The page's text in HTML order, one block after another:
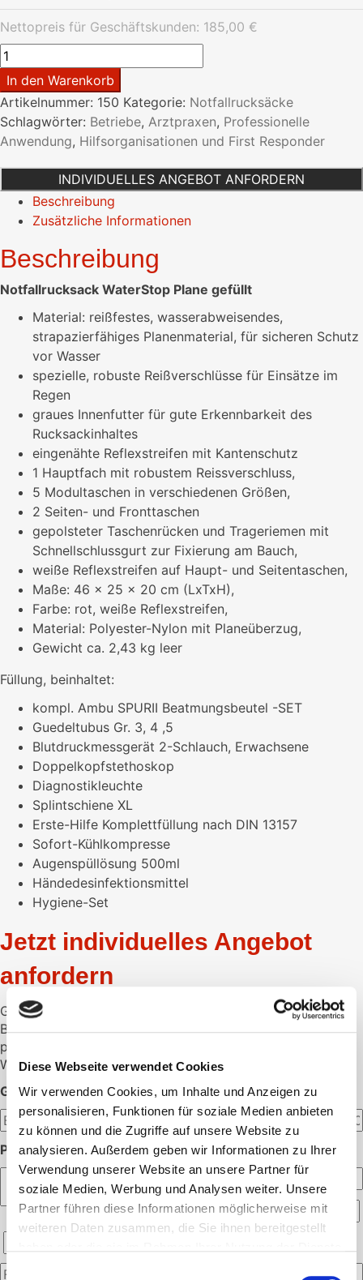
Diese Webseite verwendet Cookies
Wir verwenden Cookies, um Inhalte und Anzeigen zu
personalisieren, Funktionen für soziale Medien anbieten
zu können und die Zugriffe auf unsere Website zu
analysieren. Außerdem geben wir Informationen zu Ihrer
Verwendung unserer Website an unsere Partner für
soziale Medien, Werbung und Analysen weiter. Unsere
Partner führen diese Informationen möglicherweise mit
weiteren Daten zusammen, die Sie ihnen bereitgestellt
Einwilligungsauswahl
Nettopreis für Geschäftskunden: 185,00 €
Notfallrucksack
WaterStop
Plane
gefüllt
Menge
In den Warenkorb
Artikelnummer: 150 Kategorie: Notfallrucksäcke
Schlagwörter: Betriebe, Arztpraxen, Professionelle
Anwendung, Hilfsorganisationen und First Responder
INDIVIDUELLES ANGEBOT ANFORDERN
Beschreibung
Zusätzliche Informationen
Beschreibung
Notfallrucksack WaterStop Plane gefüllt
Material: reißfestes, wasserabweisendes,
strapazierfähiges Planenmaterial, für sicheren Schutz
vor Wasser
spezielle, robuste Reißverschlüsse für Einsätze im
Regen
graues Innenfutter für gute Erkennbarkeit des
Rucksackinhaltes
eingenähte Reflexstreifen mit Kantenschutz
1 Hauptfach mit robustem Reissverschluss,
5 Modultaschen in verschiedenen Größen,
2 Seiten- und Fronttaschen
gepolsteter Taschenrücken und Trageriemen mit
Schnellschlussgurt zur Fixierung am Bauch,
weiße Reflexstreifen auf Haupt- und Seitentaschen,
Maße: 46 x 25 x 20 cm (LxTxH),
Farbe: rot, weiße Reflexstreifen,
Material: Polyester-Nylon mit Planeüberzug,
Gewicht ca. 2,43 kg leer
Füllung, beinhaltet:
kompl. Ambu SPURII Beatmungsbeutel -SET
Guedeltubus Gr. 3, 4 ,5
Blutdruckmessgerät 2-Schlauch, Erwachsene
Doppelkopfstethoskop
Diagnostikleuchte
Splintschiene XL
Erste-Hilfe Komplettfüllung nach DIN 13157
Sofort-Kühlkompresse
Augenspüllösung 500ml
Händedesinfektionsmittel
Hygiene-Set
Jetzt individuelles Angebot
anfordern
Gerne unterbreiten wir Ihnen ein individuelles Angebot.
Bitte hinterlassen Sie hier die gewünschte Menge und Ihre
persönlichen Daten.
Wir melden uns dann schnellstmöglich bei Ihnen.
GEWÜNSCHTE MENGE:
PERSÖNLICHE ANGABEN: